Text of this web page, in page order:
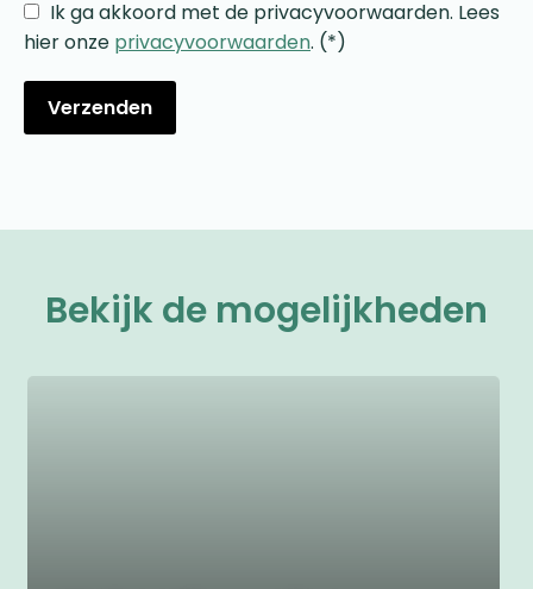
Ik ga akkoord met de privacyvoorwaarden. Lees
hier onze privacyvoorwaarden. (*)
Bekijk de mogelijkheden